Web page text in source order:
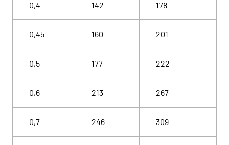
0,4 142 178
0,45 160 201
0,5 177 222
0,6 213 267
0,7 246 309